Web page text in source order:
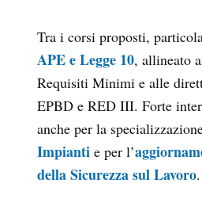
Tra i corsi proposti,
APE e Legge 10, allineato
Requisiti Minimi e alle
EPBD e RED III. Forte
anche per la
Impianti e per l’
della Sicurezza sul Lavoro.